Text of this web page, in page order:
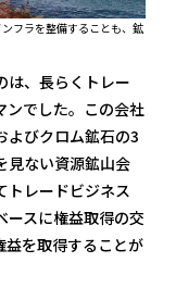
フラを整備することも、鉱
は、長らくトレー
ンでした。この会社
よびクロム鉱石の3
見ない資源鉱山会
トレードビジネス
ースに権益取得の交
を取得することが